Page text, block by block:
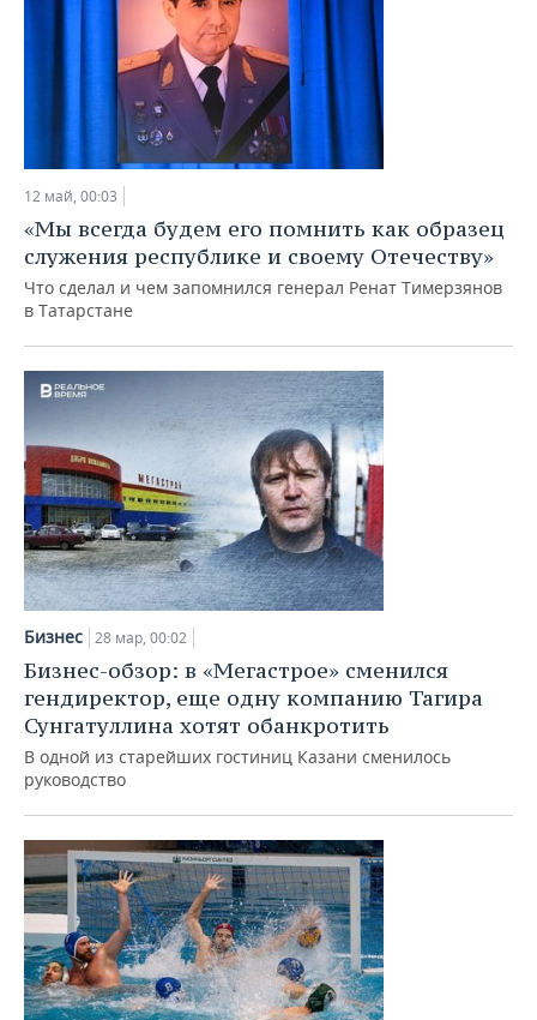
12 май, 00:03
«Мы всегда будем его помнить как образец
служения республике и своему Отечеству»
Что сделал и чем запомнился генерал Ренат Тимерзянов
в Татарстане
Бизнес 28 мар, 00:02
Бизнес-обзор: в «Мегастрое» сменился
гендиректор, еще одну компанию Тагира
Сунгатуллина хотят обанкротить
В одной из старейших гостиниц Казани сменилось
руководство